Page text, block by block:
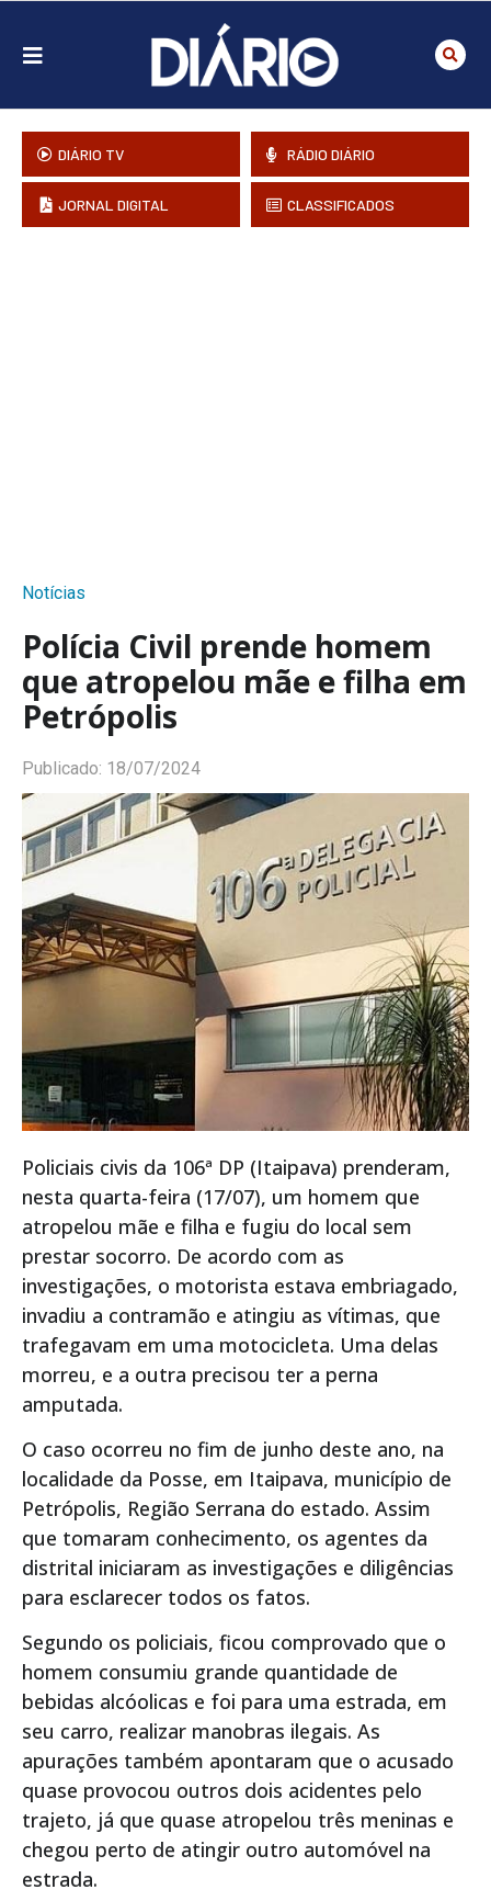
DIÁRIO TV RÁDIO DIÁRIO
JORNAL DIGITAL CLASSIFICADOS
Notícias
Polícia Civil prende homem
que atropelou mãe e filha em
Petrópolis
Publicado: 18/07/2024
Policiais civis da 106ª DP (Itaipava) prenderam,
nesta quarta-feira (17/07), um homem que
atropelou mãe e filha e fugiu do local sem
prestar socorro. De acordo com as
investigações, o motorista estava embriagado,
invadiu a contramão e atingiu as vítimas, que
trafegavam em uma motocicleta. Uma delas
morreu, e a outra precisou ter a perna
amputada.
O caso ocorreu no fim de junho deste ano, na
localidade da Posse, em Itaipava, município de
Petrópolis, Região Serrana do estado. Assim
que tomaram conhecimento, os agentes da
distrital iniciaram as investigações e diligências
para esclarecer todos os fatos.
Segundo os policiais, ficou comprovado que o
homem consumiu grande quantidade de
bebidas alcóolicas e foi para uma estrada, em
seu carro, realizar manobras ilegais. As
apurações também apontaram que o acusado
quase provocou outros dois acidentes pelo
trajeto, já que quase atropelou três meninas e
chegou perto de atingir outro automóvel na
estrada.